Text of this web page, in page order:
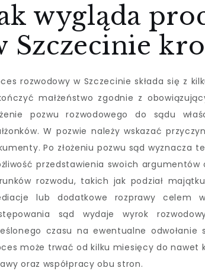
wygląda
Szczecinie
rozwodowy w Szczecinie składa się z
małżeństwo zgodnie z
pozwu rozwodowego do sądu
W pozwie należy wskazać
Po złożeniu pozwu sąd wyznacza
przedstawienia swoich
rozwodu, takich jak podział
lub dodatkowe rozprawy celem
sąd wydaje wyrok
czasu na ewentualne
może trwać od kilku miesięcy do nawet
oraz współpracy obu stron.